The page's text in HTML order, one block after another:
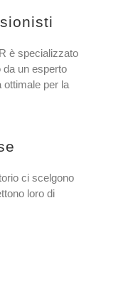
è specializzato
da un esperto
ottimale per la
ci scelgono
loro di